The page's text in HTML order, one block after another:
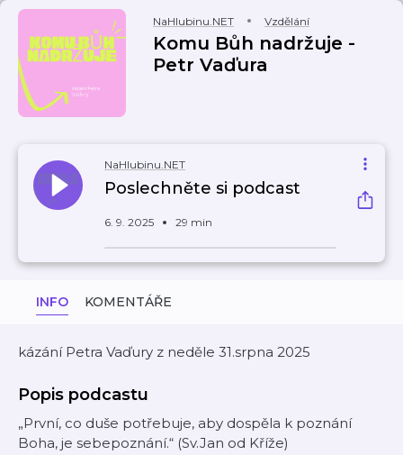
NaHlubinu.NET Vzdělání
Komu Bůh nadržuje -
Petr Vaďura
NaHlubinu.NET
Poslechněte si podcast
6. 9. 2025 29 min
INFO KOMENTÁŘE
kázání Petra Vaďury z neděle 31.srpna 2025
Popis podcastu
„První, co duše potřebuje, aby dospěla k poznání
Boha, je sebepoznání.“ (Sv.Jan od Kříže)